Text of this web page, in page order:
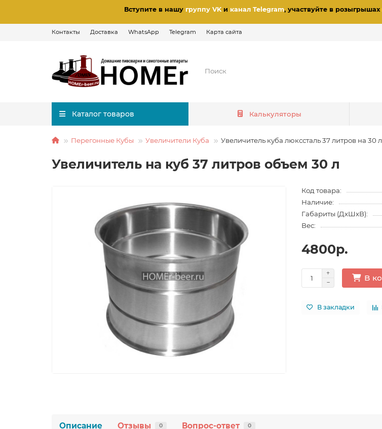
Вступите в нашу группу VKи канал Telegram, участвуйте в розыгрышах
Контакты Доставка WhatsApp Telegram Карта сайта
Каталог товаров Калькуляторы
Перегонные Кубы Увеличители Куба Увеличитель куба люкссталь 37 литров на 30
Увеличитель на куб 37 литров объем 30 л
Код товара:
Наличие:
Габариты (ДхШхВ):
Вес:
4800р.
В
В закладки
Описание Отзывы 0 Вопрос-ответ 0